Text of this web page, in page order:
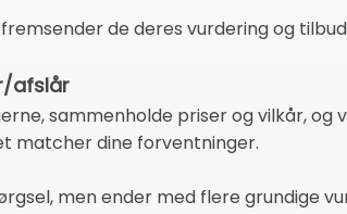
de deres vurdering og
afslår
sammenholde priser og vilkår,
matcher dine forventninger.
men ender med flere grundige